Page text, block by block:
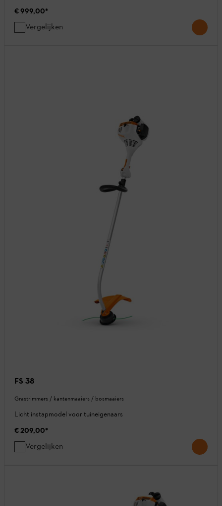
€ 999,00*
Vergelijken
FS 38
Grastrimmers / kantenmaaiers / bosmaaiers
Licht instapmodel voor tuineigenaars
€ 209,00*
Vergelijken